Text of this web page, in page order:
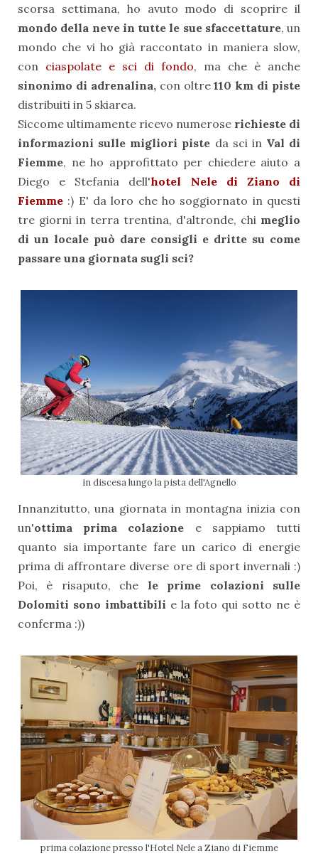
scorsa settimana, ho avuto modo di scoprire il
mondo della neve in tutte le sue sfaccettature, un
mondo che vi ho già raccontato in maniera slow,
con ciaspolate e sci di fondo, ma che è anche
sinonimo di adrenalina, con oltre110 km di piste
distribuiti in 5 skiarea.
Siccome ultimamente ricevo numerose richieste di
informazioni sulle migliori piste da sci in Val di
Fiemme, ne ho approfittato per chiedere aiuto a
Diego e Stefania dell'hotel Nele di Ziano di
Fiemme :) E' da loro che ho soggiornato in questi
tre giorni in terra trentina, d'altronde, chi meglio
di un locale può dare consigli e dritte su come
passare una giornata sugli sci?
in discesa lungo la pista dell'Agnello
Innanzitutto, una giornata in montagna inizia con
un'ottima prima colazione e sappiamo tutti
quanto sia importante fare un carico di energie
prima di affrontare diverse ore di sport invernali :)
Poi, è risaputo, che le prime colazioni sulle
Dolomiti sono imbattibili e la foto qui sotto ne è
conferma :))
prima colazione presso l'Hotel Nele a Ziano di Fiemme